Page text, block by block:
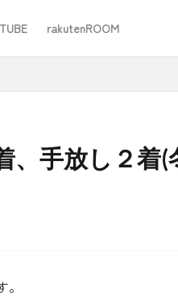
rakutenROOM
、手放し２着
記